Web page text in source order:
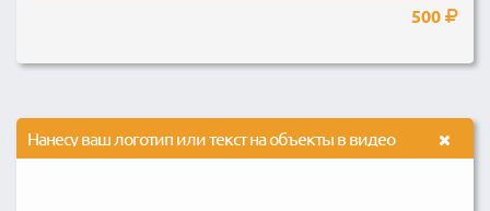
500
Нанесу ваш логотип или текст на объекты в видео